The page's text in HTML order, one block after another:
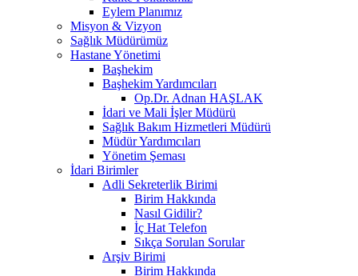
Eylem Planımız
Misyon & Vizyon
Sağlık Müdürümüz
Hastane Yönetimi
Başhekim
Başhekim Yardımcıları
Op.Dr. Adnan HAŞLAK
İdari ve Mali İşler Müdürü
Sağlık Bakım Hizmetleri Müdürü
Müdür Yardımcıları
Yönetim Şeması
İdari Birimler
Adli Sekreterlik Birimi
Birim Hakkında
Nasıl Gidilir?
İç Hat Telefon
Sıkça Sorulan Sorular
Arşiv Birimi
Birim Hakkında